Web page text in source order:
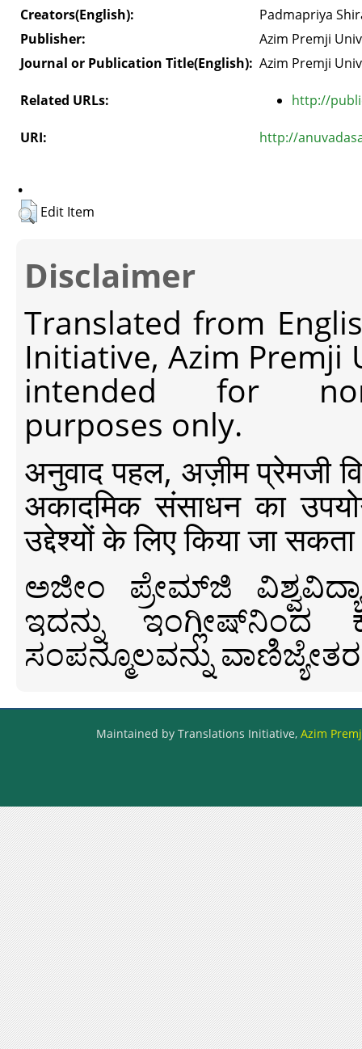
Creators(English):
Padmapriya
Publisher:
Azim Premji
Journal or Publication Title(English): Azim Premji
Related URLs: http://
URI: http://
.
Edit Item
Disclaimer
Translated from
Initiative, Azim Premji
intended for non-
purposes only.
अनुवाद पहल, अज़ीम प्रेमजी
अकादमिक संसाधन का
उद्देश्यों के लिए किया जा
ಅಜೀಂ ಪ್ರೇಮ್‍ಜಿ
ಇದನ್ನು ಇಂಗ್ಲೀಷ್‍ನಿಂದ
ಸಂಪನ್ಮೂಲವನ್ನು
Maintained by Translations Initiative, Azim